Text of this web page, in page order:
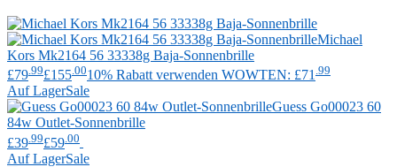
Michael
Kors Mk2164 56 33338g Baja-Sonnenbrille
£79 .99£155 .0010% Rabatt verwenden WOWTEN: £71 .99
Auf LagerSale
Guess Go00023 60
84w Outlet-Sonnenbrille
£39 .99£59 .00
Auf LagerSale